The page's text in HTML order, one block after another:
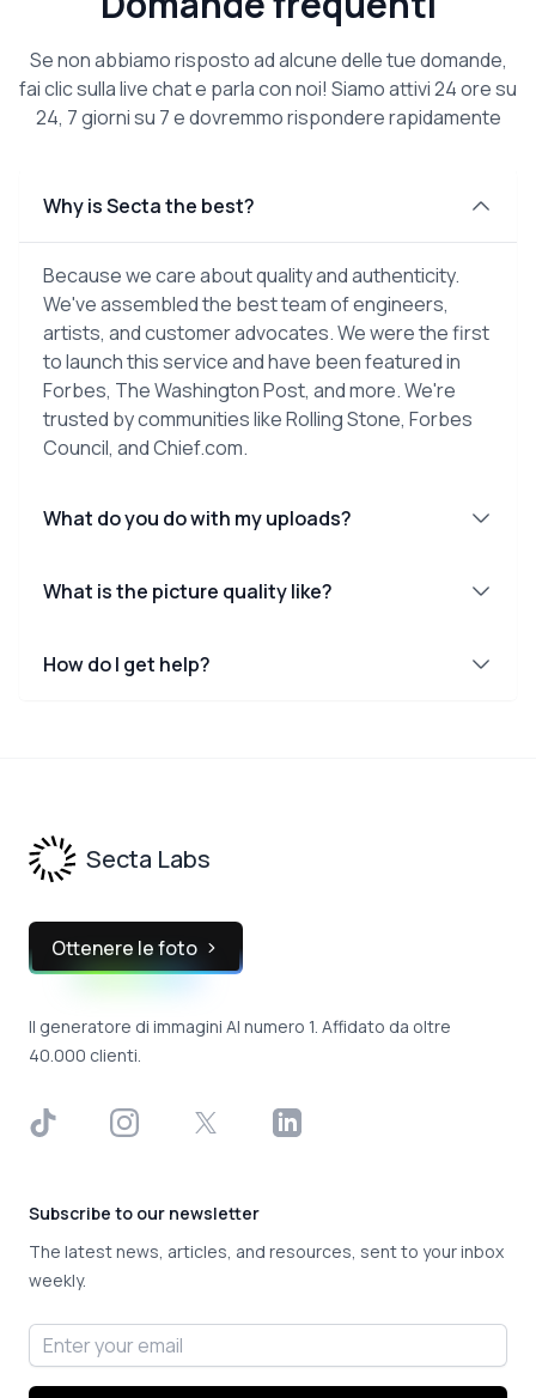
Se non abbiamo risposto ad alcune delle tue domande,
fai clic sulla live chat e parla con noi! Siamo attivi 24 ore su
24, 7 giorni su 7 e dovremmo rispondere rapidamente
Why is Secta the best?
Because we care about quality and authenticity.
We've assembled the best team of engineers,
artists, and customer advocates. We were the first
to launch this service and have been featured in
Forbes, The Washington Post, and more. We're
trusted by communities like Rolling Stone, Forbes
Council, and Chief.com.
What do you do with my uploads?
What is the picture quality like?
How do I get help?
Secta Labs
Ottenere le foto
Il generatore di immagini AI numero 1. Affidato da oltre
40.000 clienti.
TikTok InstagramX LinkedIn
Subscribe to our newsletter
The latest news, articles, and resources, sent to your inbox
weekly.
Email address